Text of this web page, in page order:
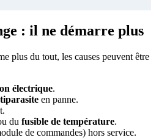
: il ne démarre plus
plus du tout, les causes peuvent être
électrique.
en panne.
du fusible de température.
de commandes) hors service.